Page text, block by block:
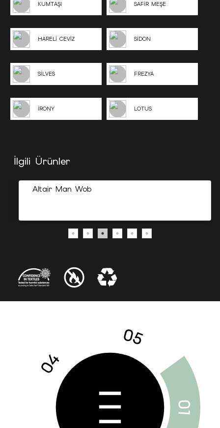
KUMTAŞI SAFİR MEŞE
HARELİ CEVİZ SİDON
SİLVES FREZYA
İRONY LOTUS
İlgili Ürünler
Altair Man Wob